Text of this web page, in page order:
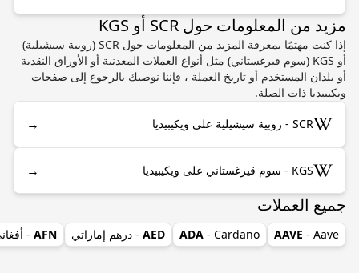
مزيد من المعلومات حول SCR أو KGS
إذا كنت مهتمًا بمعرفة المزيد من المعلومات حول SCR (روبية سيشيلية)
أو KGS (سوم قيرغستاني) مثل أنواع العملات المعدنية أو الأوراق النقدية
أو بلدان المستخدم أو تاريخ العملة ، فإننا نوصيك بالرجوع إلى صفحات
ويكيبيديا ذات الصلة.
SCR - روبية سيشيلية على ويكيبيديا →
KGS - سوم قيرغستاني على ويكيبيديا →
جميع العملات
AAVE - Aave
ADA - Cardano
AED - درهم إماراتي AFN
-